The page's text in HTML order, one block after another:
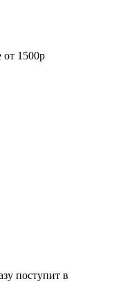
от 1500р
поступит в